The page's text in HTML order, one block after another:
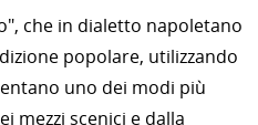
che in dialetto napoletano
popolare, utilizzando
uno dei modi più
mezzi scenici e dalla